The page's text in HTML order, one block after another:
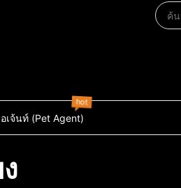
เจ้นท์ (Pet Agent)
hot